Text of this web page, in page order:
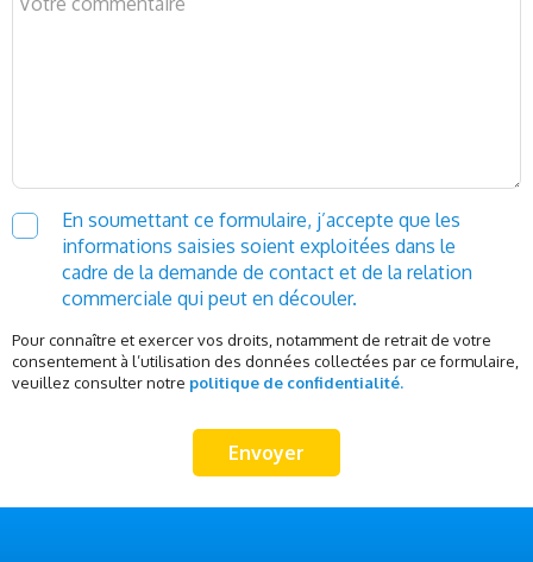
En soumettant ce formulaire, j’accepte que les
informations saisies soient exploitées dans le
cadre de la demande de contact et de la relation
commerciale qui peut en découler.
Pour connaître et exercer vos droits, notamment de retrait de votre
consentement à l’utilisation des données collectées par ce formulaire,
veuillez consulter notre politique de confidentialité.